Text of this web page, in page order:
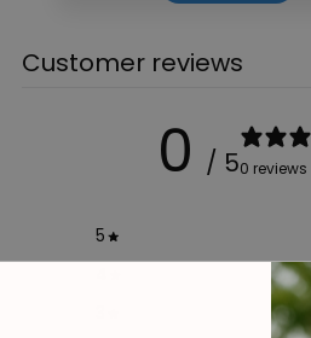
Customer reviews
0 / 50 reviews
5